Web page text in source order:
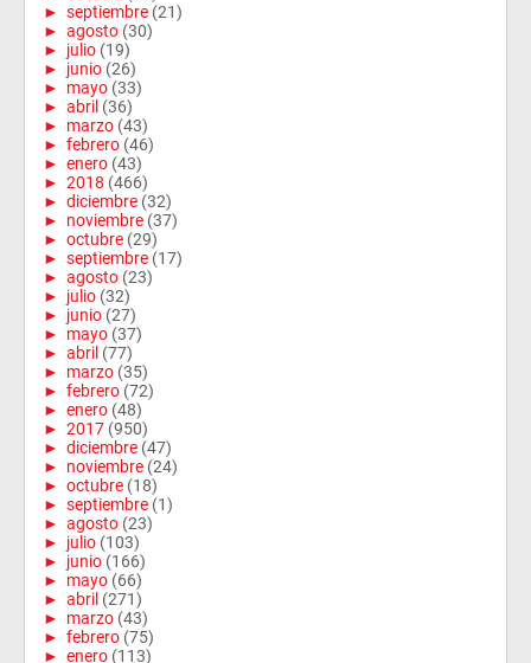
► septiembre (21)
► agosto (30)
► julio (19)
► junio (26)
► mayo (33)
► abril (36)
► marzo (43)
► febrero (46)
► enero (43)
► 2018 (466)
► diciembre (32)
► noviembre (37)
► octubre (29)
► septiembre (17)
► agosto (23)
► julio (32)
► junio (27)
► mayo (37)
► abril (77)
► marzo (35)
► febrero (72)
► enero (48)
► 2017 (950)
► diciembre (47)
► noviembre (24)
► octubre (18)
► septiembre (1)
► agosto (23)
► julio (103)
► junio (166)
► mayo (66)
► abril (271)
► marzo (43)
► febrero (75)
► enero (113)